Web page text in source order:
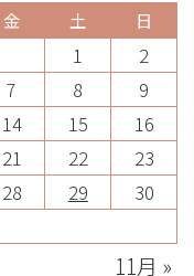
金 土 日
1
2
7 8
9
14 15
16
21 22
23
28 29
30
11月 »